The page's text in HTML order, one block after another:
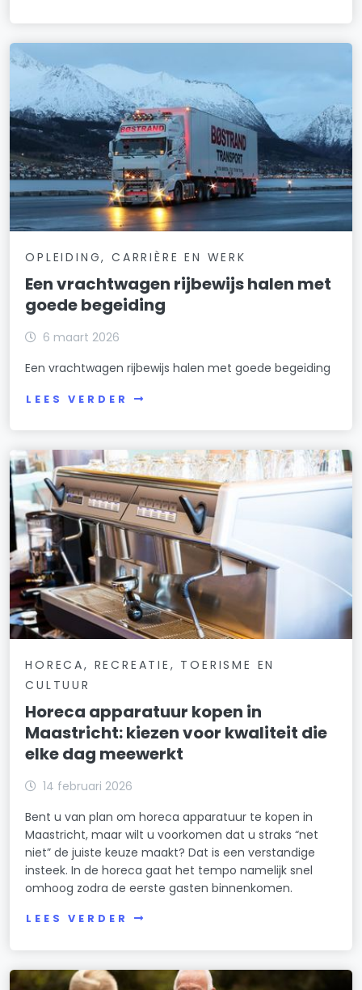
OPLEIDING, CARRIÈRE EN WERK
Een vrachtwagen rijbewijs halen met
goede begeiding
6 maart 2026
Een vrachtwagen rijbewijs halen met goede begeiding
LEES VERDER
HORECA, RECREATIE, TOERISME EN
CULTUUR
Horeca apparatuur kopen in
Maastricht: kiezen voor kwaliteit die
elke dag meewerkt
14 februari 2026
Bent u van plan om horeca apparatuur te kopen in
Maastricht, maar wilt u voorkomen dat u straks “net
niet” de juiste keuze maakt? Dat is een verstandige
insteek. In de horeca gaat het tempo namelijk snel
omhoog zodra de eerste gasten binnenkomen.
LEES VERDER